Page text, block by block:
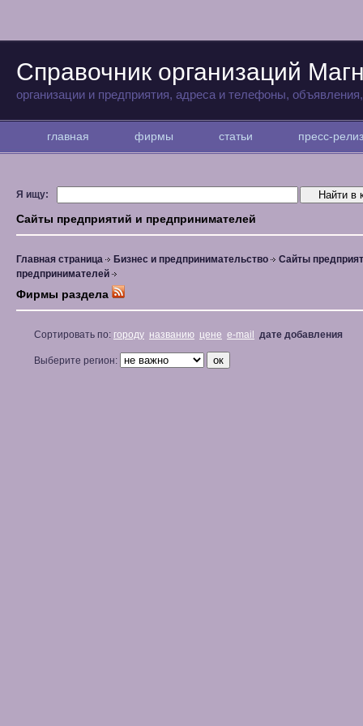
Справочник организаций
организации и предприятия, адреса и телефоны,
главная фирмы статьи пресс-
Я ищу:
Сайты предприятий и предпринимателей
Главная страница Бизнес и предпринимательство
Сайты
предпринимателей
Фирмы раздела
Сортировать по: городу названию цене e-mail дате добавления
Выберите регион: